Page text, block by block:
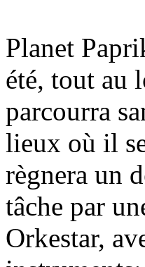
Planet
été, tout au
parcourra
lieux où il
règnera un
tâche par
Orkestar,